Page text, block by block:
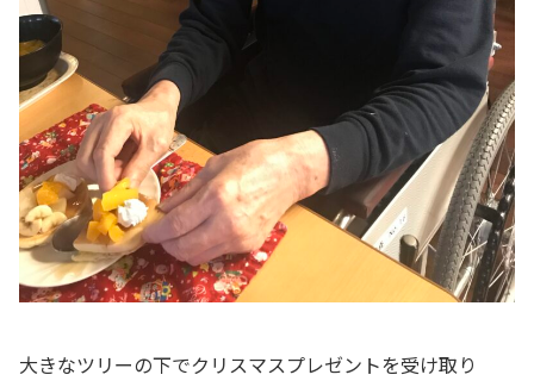
大きなツリーの下でクリスマスプレゼントを受け取り